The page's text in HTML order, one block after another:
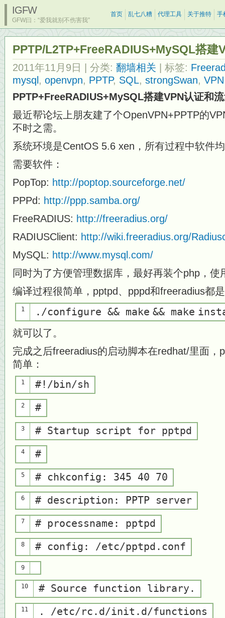
IGFW
GFW曰：“爱我就别不伤害我”
首页 乱七八糟 代理工具 关于推特 手
PPTP/L2TP+FreeRADIUS+MySQL搭建
2011年11月9日 | 分类: 翻墙相关 | 标签:
mysql , openvpn, PPTP, SQL, strongSwan, VPN
PPTP+FreeRADIUS+MySQL搭建VPN认证和
最近帮论坛上朋友建了个OpenVPN+PPTP的
不时之需。
系统环境是CentOS 5.6 xen，所有过程中软件
需要软件：
PopTop: http://poptop.sourceforge.net/
PPPd: http://ppp.samba.org/
FreeRADIUS: http://freeradius.org/
RADIUSClient: http://wiki.freeradius.org/
MySQL: http://www.mysql.com/
同时为了方便管理数据库，最好再装个php，使
编译过程很简单，pptpd、pppd和freeradius都是
1 ./configure && make && make
就可以了。
完成之后freeradius的启动脚本在redhat/里面，
简单：
1 #!/bin/sh
2 #
3 # Startup script for pptpd
4 #
5 # chkconfig: 345 40 70
6 # description: PPTP server
7 # processname: pptpd
8 # config: /etc/pptpd.conf
9
10 # Source function library.
11 . /etc/rc.d/init.d/functions